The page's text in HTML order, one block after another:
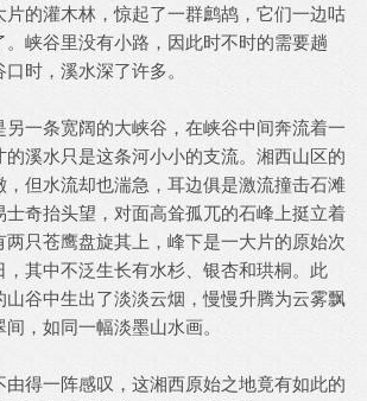
灌木林，惊起了一群鹧鸪，它们一边咕
。峡谷里没有小路，因此时不时的需要趟
时，溪水深了许多。
条宽阔的大峡谷，在峡谷中间奔流着一
的溪水只是这条河小小的支流。湘西山区的
，但水流却也湍急，耳边俱是激流撞击石滩
士奇抬头望，对面高耸孤兀的石峰上挺立着
两只苍鹰盘旋其上，峰下是一大片的原始次
，其中不泛生长有水杉、银杏和珙桐。此
山谷中生出了淡淡云烟，慢慢升腾为云雾飘
，如同一幅淡墨山水画。
一阵感叹，这湘西原始之地竟有如此的